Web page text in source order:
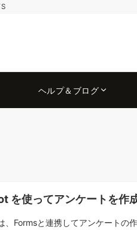
ヘルプ＆ブログ
を使ってアンケートを作
、Formsと連携してアンケートの